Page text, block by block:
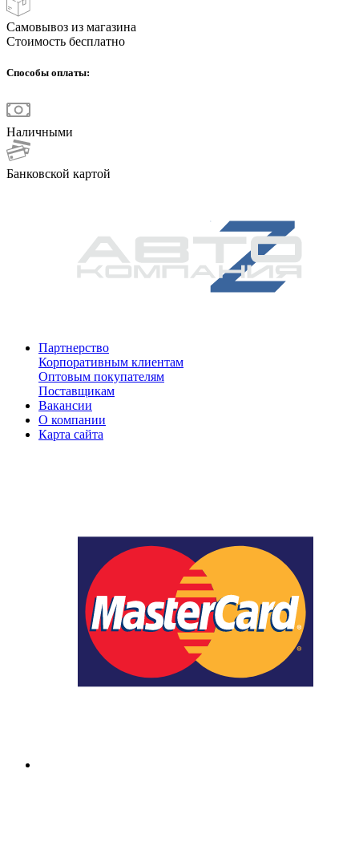
Самовывоз из магазина
Стоимость бесплатно
Способы оплаты:
Наличными
Банковской картой
Партнерство
Корпоративным клиентам
Оптовым покупателям
Поставщикам
Вакансии
О компании
Карта сайта